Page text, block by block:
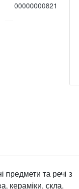
00000000821
предмети та речі з
кераміки, скла.